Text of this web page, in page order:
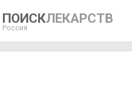
ПОИСКЛЕКАРСТВ
Россия